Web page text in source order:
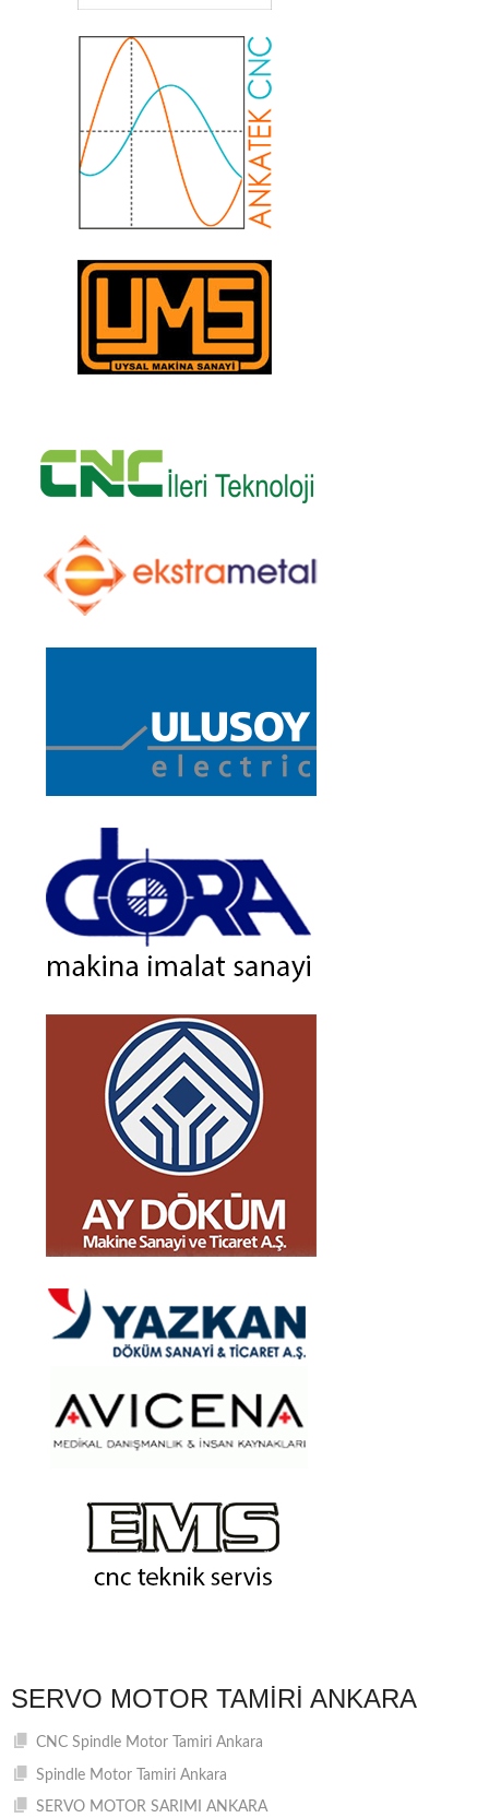
SERVO MOTOR TAMIRI ANKARA
CNC Spindle Motor Tamiri Ankara
Spindle Motor Tamiri Ankara
SERVO MOTOR SARIMI ANKARA